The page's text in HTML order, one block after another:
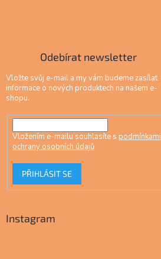
Odebírat newsletter
Vložte svůj e-mail a my vám budeme zasílat
informace o nových produktech na našem e-
shopu.
Vložením e-mailu souhlasíte s podmínkami
ochrany osobních údajů
PŘIHLÁSIT SE
Instagram